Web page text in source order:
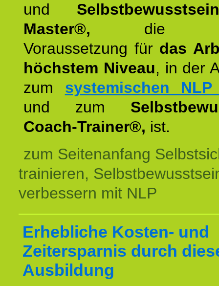
und
Master®, die
Voraussetzung für das
höchstem Niveau, in der
zum systemischen
und zum
Coach-Trainer®, ist.
zum Seitenanfang
trainieren,
verbessern mit NLP
Erhebliche Kosten- und
Zeitersparnis durch
Ausbildung